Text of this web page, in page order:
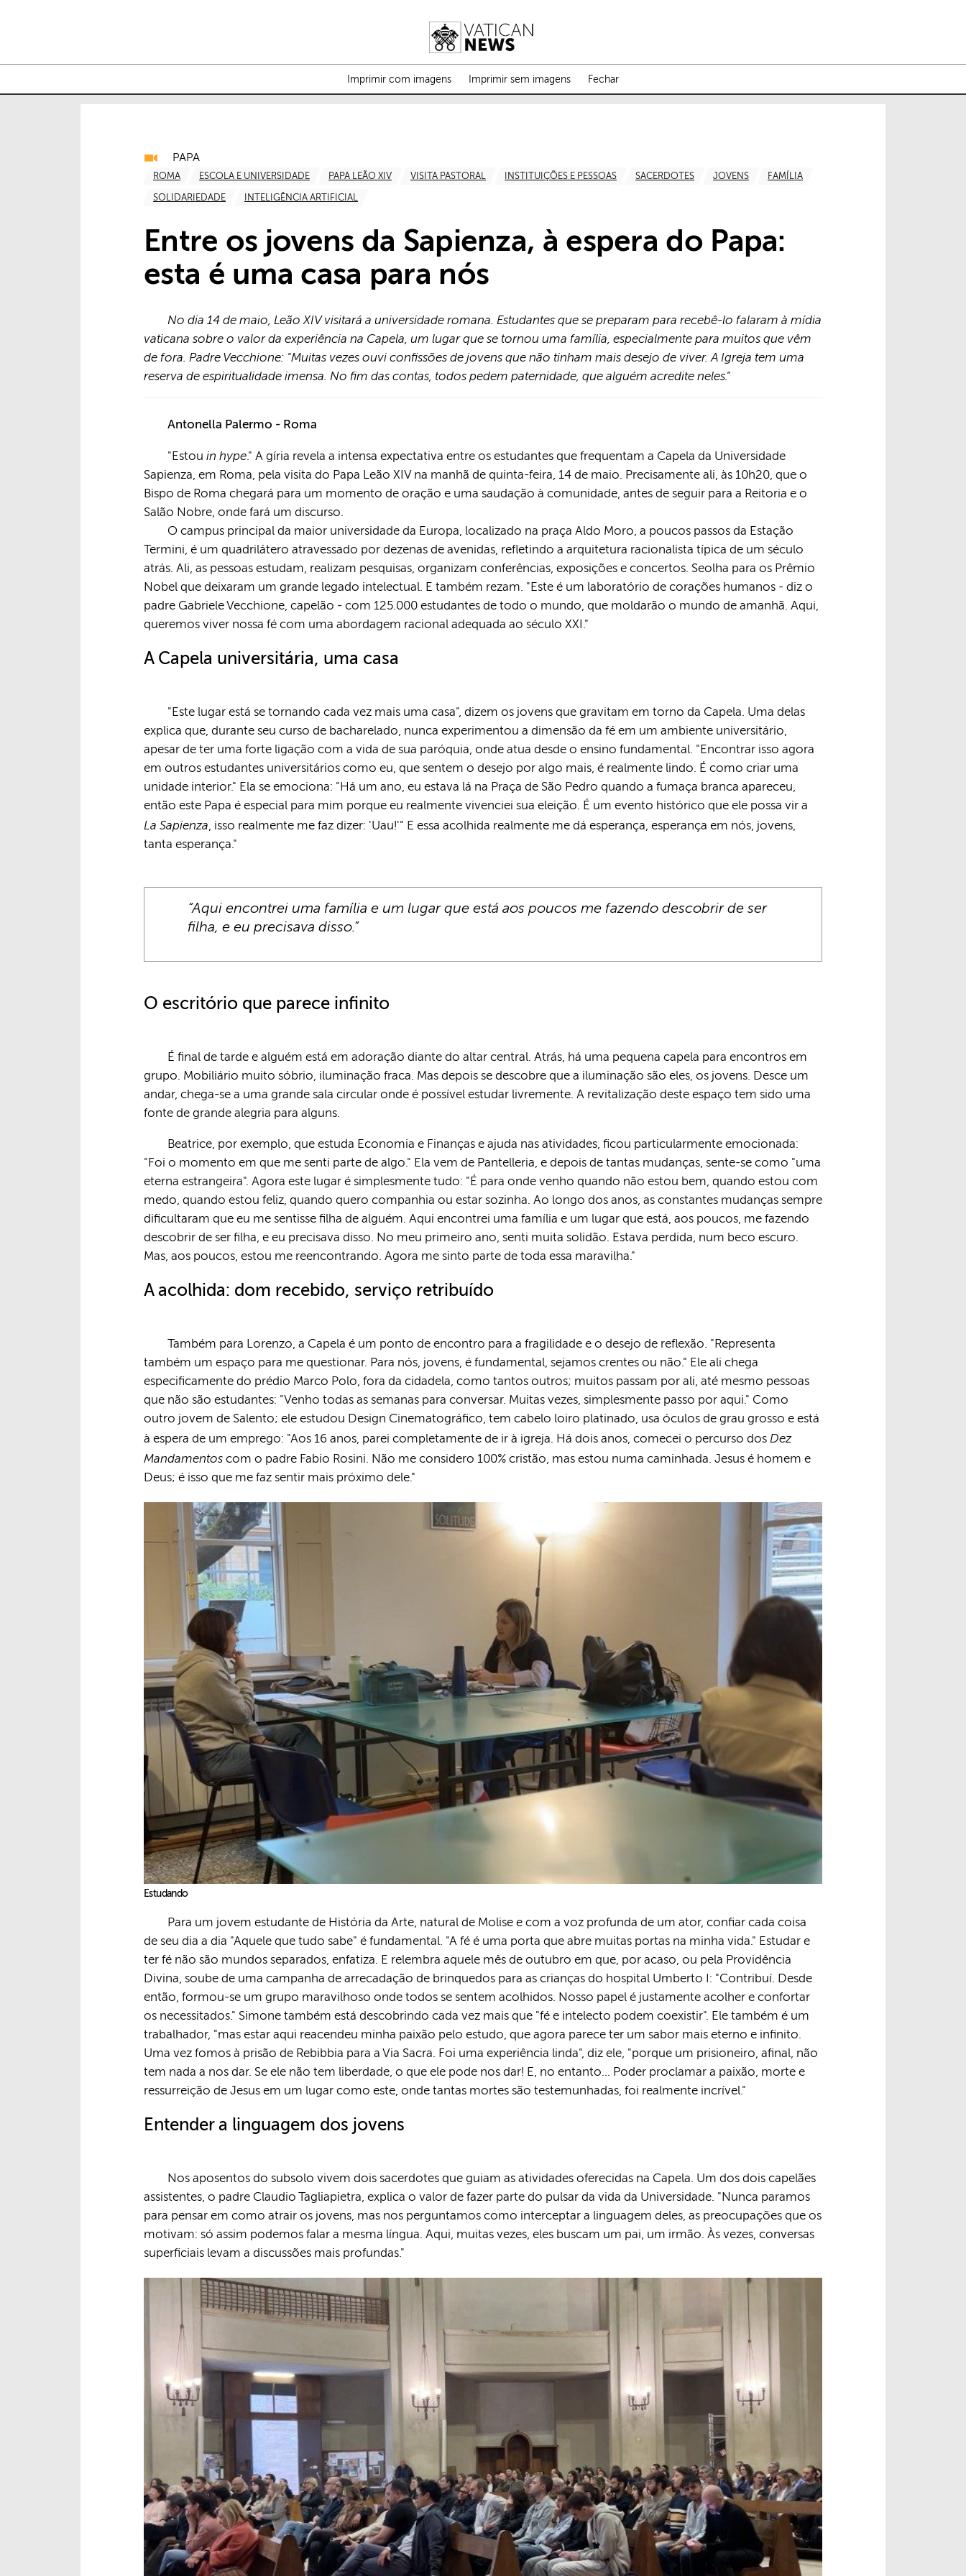
Imprimir com imagens Imprimir sem imagens Fechar
PAPA
ROMA ESCOLA E UNIVERSIDADE PAPA LEÃO XIV VISITA PASTORAL INSTITUIÇÕES E PESSOAS SACERDOTES JOVENS FAMÍLIA
SOLIDARIEDADE INTELIGÊNCIA ARTIFICIAL
Entre os jovens da Sapienza, à espera do Papa:
esta é uma casa para nós
No dia 14 de maio, Leão XIV visitará a universidade romana. Estudantes que se preparam para recebê-lo falaram à mídia
vaticana sobre o valor da experiência na Capela, um lugar que se tornou uma família, especialmente para muitos que vêm
de fora. Padre Vecchione: "Muitas vezes ouvi confissões de jovens que não tinham mais desejo de viver. A Igreja tem uma
reserva de espiritualidade imensa. No fim das contas, todos pedem paternidade, que alguém acredite neles."
Antonella Palermo - Roma
"Estouin hype." A gíria revela a intensa expectativa entre os estudantes que frequentam a Capela da Universidade
Sapienza, em Roma, pela visita do Papa Leão XIV na manhã de quinta-feira, 14 de maio. Precisamente ali, às 10h20, que o
Bispo de Roma chegará para um momento de oração e uma saudação à comunidade, antes de seguir para a Reitoria e o
Salão Nobre, onde fará um discurso.
O campus principal da maior universidade da Europa, localizado na praça Aldo Moro, a poucos passos da Estação
Termini, é um quadrilátero atravessado por dezenas de avenidas, refletindo a arquitetura racionalista típica de um século
atrás. Ali, as pessoas estudam, realizam pesquisas, organizam conferências, exposições e concertos. Seolha para os Prêmio
Nobel que deixaram um grande legado intelectual. E também rezam. "Este é um laboratório de corações humanos - diz o
padre Gabriele Vecchione, capelão - com 125.000 estudantes de todo o mundo, que moldarão o mundo de amanhã. Aqui,
queremos viver nossa fé com uma abordagem racional adequada ao século XXI."
A Capela universitária, uma casa
"Este lugar está se tornando cada vez mais uma casa", dizem os jovens que gravitam em torno da Capela. Uma delas
explica que, durante seu curso de bacharelado, nunca experimentou a dimensão da fé em um ambiente universitário,
apesar de ter uma forte ligação com a vida de sua paróquia, onde atua desde o ensino fundamental. "Encontrar isso agora
em outros estudantes universitários como eu, que sentem o desejo por algo mais, é realmente lindo. É como criar uma
unidade interior." Ela se emociona: "Há um ano, eu estava lá na Praça de São Pedro quando a fumaça branca apareceu,
então este Papa é especial para mim porque eu realmente vivenciei sua eleição. É um evento histórico que ele possa vir a
La Sapienza, isso realmente me faz dizer: 'Uau!'" E essa acolhida realmente me dá esperança, esperança em nós, jovens,
tanta esperança."
“Aqui encontrei uma família e um lugar que está aos poucos me fazendo descobrir de ser
filha, e eu precisava disso.”
O escritório que parece infinito
É final de tarde e alguém está em adoração diante do altar central. Atrás, há uma pequena capela para encontros em
grupo. Mobiliário muito sóbrio, iluminação fraca. Mas depois se descobre que a iluminação são eles, os jovens. Desce um
andar, chega-se a uma grande sala circular onde é possível estudar livremente. A revitalização deste espaço tem sido uma
fonte de grande alegria para alguns.
Beatrice, por exemplo, que estuda Economia e Finanças e ajuda nas atividades, ficou particularmente emocionada:
"Foi o momento em que me senti parte de algo." Ela vem de Pantelleria, e depois de tantas mudanças, sente-se como "uma
eterna estrangeira". Agora este lugar é simplesmente tudo: "É para onde venho quando não estou bem, quando estou com
medo, quando estou feliz, quando quero companhia ou estar sozinha. Ao longo dos anos, as constantes mudanças sempre
dificultaram que eu me sentisse filha de alguém. Aqui encontrei uma família e um lugar que está, aos poucos, me fazendo
descobrir de ser filha, e eu precisava disso. No meu primeiro ano, senti muita solidão. Estava perdida, num beco escuro.
Mas, aos poucos, estou me reencontrando. Agora me sinto parte de toda essa maravilha."
A acolhida: dom recebido, serviço retribuído
Também para Lorenzo, a Capela é um ponto de encontro para a fragilidade e o desejo de reflexão. "Representa
também um espaço para me questionar. Para nós, jovens, é fundamental, sejamos crentes ou não." Ele ali chega
especificamente do prédio Marco Polo, fora da cidadela, como tantos outros; muitos passam por ali, até mesmo pessoas
que não são estudantes: "Venho todas as semanas para conversar. Muitas vezes, simplesmente passo por aqui." Como
outro jovem de Salento; ele estudou Design Cinematográfico, tem cabelo loiro platinado, usa óculos de grau grosso e está
à espera de um emprego: "Aos 16 anos, parei completamente de ir à igreja. Há dois anos, comecei o percurso dos Dez
Mandamentos com o padre Fabio Rosini. Não me considero 100% cristão, mas estou numa caminhada. Jesus é homem e
Deus; é isso que me faz sentir mais próximo dele."
Estudando
Para um jovem estudante de História da Arte, natural de Molise e com a voz profunda de um ator, confiar cada coisa
de seu dia a dia "Aquele que tudo sabe" é fundamental. "A fé é uma porta que abre muitas portas na minha vida." Estudar e
ter fé não são mundos separados, enfatiza. E relembra aquele mês de outubro em que, por acaso, ou pela Providência
Divina, soube de uma campanha de arrecadação de brinquedos para as crianças do hospital Umberto I: "Contribuí. Desde
então, formou-se um grupo maravilhoso onde todos se sentem acolhidos. Nosso papel é justamente acolher e confortar
os necessitados." Simone também está descobrindo cada vez mais que "fé e intelecto podem coexistir". Ele também é um
trabalhador, "mas estar aqui reacendeu minha paixão pelo estudo, que agora parece ter um sabor mais eterno e infinito.
Uma vez fomos à prisão de Rebibbia para a Via Sacra. Foi uma experiência linda", diz ele, "porque um prisioneiro, afinal, não
tem nada a nos dar. Se ele não tem liberdade, o que ele pode nos dar! E, no entanto... Poder proclamar a paixão, morte e
ressurreição de Jesus em um lugar como este, onde tantas mortes são testemunhadas, foi realmente incrível."
Entender a linguagem dos jovens
Nos aposentos do subsolo vivem dois sacerdotes que guiam as atividades oferecidas na Capela. Um dos dois capelães
assistentes, o padre Claudio Tagliapietra, explica o valor de fazer parte do pulsar da vida da Universidade. "Nunca paramos
para pensar em como atrair os jovens, mas nos perguntamos como interceptar a linguagem deles, as preocupações que os
motivam: só assim podemos falar a mesma língua. Aqui, muitas vezes, eles buscam um pai, um irmão. Às vezes, conversas
superficiais levam a discussões mais profundas."